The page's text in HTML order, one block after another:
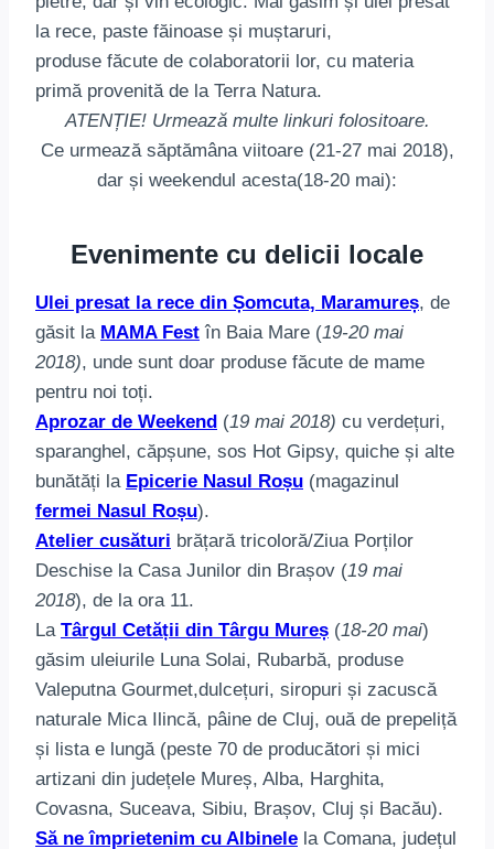
la rece, paste făinoase și muștaruri,
produse făcute de colaboratorii lor, cu materia
primă provenită de la Terra Natura.
ATENȚIE! Urmează multe linkuri folositoare.
Ce urmează săptămâna viitoare (21-27 mai 2018),
dar și weekendul acesta(18-20 mai):
Evenimente cu delicii locale
Ulei presat la rece din Șomcuta, Maramureș, de
găsit la MAMA Fest în Baia Mare (19-20 mai
2018), unde sunt doar produse făcute de mame
pentru noi toți.
Aprozar de Weekend (19 mai 2018) cu verdețuri,
sparanghel, căpșune, sos Hot Gipsy, quiche și alte
bunătăți la Epicerie Nasul Roșu (magazinul
fermei Nasul Roșu).
Atelier cusături brățară tricoloră/Ziua Porților
Deschise la Casa Junilor din Brașov (19 mai
2018), de la ora 11.
La Târgul Cetății din Târgu Mureș (18-20 mai)
găsim uleiurile Luna Solai, Rubarbă, produse
Valeputna Gourmet,dulcețuri, siropuri și zacuscă
naturale Mica Ilincă, pâine de Cluj, ouă de prepeliță
și lista e lungă (peste 70 de producători și mici
artizani din județele Mureș, Alba, Harghita,
Covasna, Suceava, Sibiu, Brașov, Cluj și Bacău).
Să ne împrietenim cu Albinele la Comana, județul